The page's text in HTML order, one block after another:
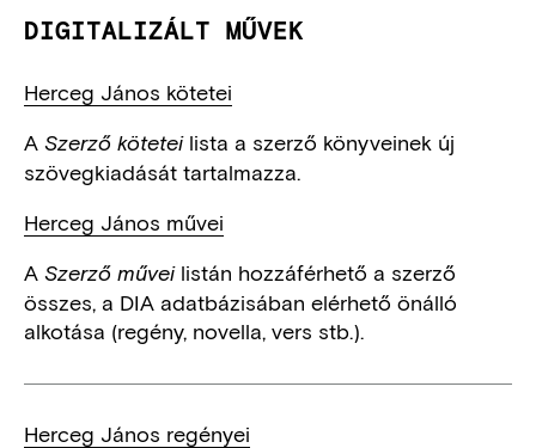
DIGITALIZÁLT MŰVEK
Herceg János kötetei
A Szerző köteteilista a szerző könyveinek új
szövegkiadását tartalmazza.
Herceg János művei
A Szerző műveilistán hozzáférhető a szerző
összes, a DIA adatbázisában elérhető önálló
alkotása (regény, novella, vers stb.).
Herceg János regényei